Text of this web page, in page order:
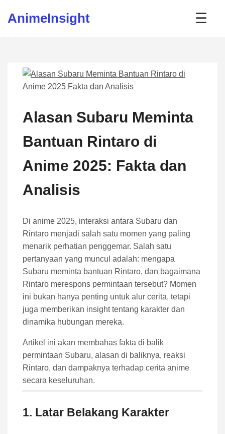
AnimeInsight ☰
Alasan Subaru Meminta
Bantuan Rintaro di
Anime 2025: Fakta dan
Analisis
Di anime 2025, interaksi antara Subaru dan
Rintaro menjadi salah satu momen yang paling
menarik perhatian penggemar. Salah satu
pertanyaan yang muncul adalah: mengapa
Subaru meminta bantuan Rintaro, dan bagaimana
Rintaro merespons permintaan tersebut? Momen
ini bukan hanya penting untuk alur cerita, tetapi
juga memberikan insight tentang karakter dan
dinamika hubungan mereka.
Artikel ini akan membahas fakta di balik
permintaan Subaru, alasan di baliknya, reaksi
Rintaro, dan dampaknya terhadap cerita anime
secara keseluruhan.
1. Latar Belakang Karakter